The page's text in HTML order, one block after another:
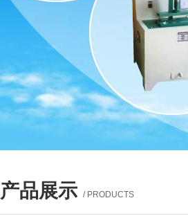
产品展示 / PRODUCTS